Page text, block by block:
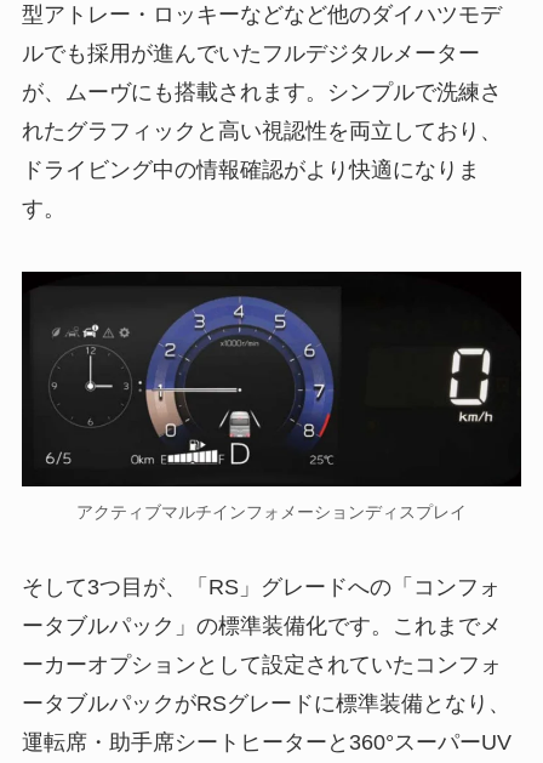
型アトレー・ロッキーなどなど他のダイハツモデ
ルでも採用が進んでいたフルデジタルメーター
が、ムーヴにも搭載されます。シンプルで洗練さ
れたグラフィックと高い視認性を両立しており、
ドライビング中の情報確認がより快適になりま
す。
アクティブマルチインフォメーションディスプレイ
そして3つ目が、「RS」グレードへの「コンフォ
ータブルパック」の標準装備化です。これまでメ
ーカーオプションとして設定されていたコンフォ
ータブルパックがRSグレードに標準装備となり、
運転席・助手席シートヒーターと360°スーパーUV